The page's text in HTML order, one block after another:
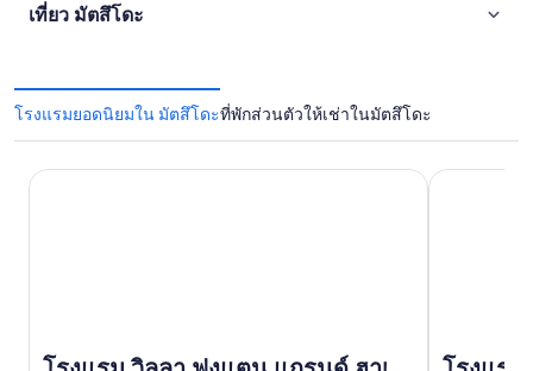
เที่ยว มัตสึโดะ
โรงแรมยอดนิยมใน มัตสึโดะที่พักส่วนตัวให้เช่าในมัตสึโดะ
โรงแรม วิลลา ฟงแตน แกรนด์ ฮาเนดะ แอร์พอร์ต - เชื่อมต่อ
โรงแรมโตเ